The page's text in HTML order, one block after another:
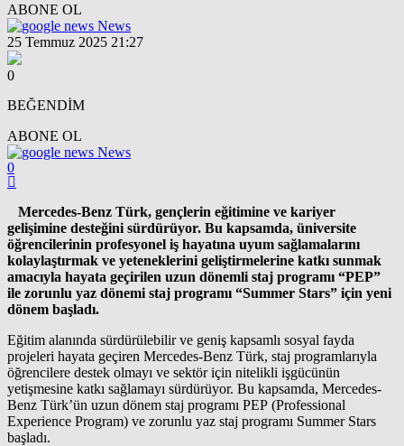
ABONE OL
News
25 Temmuz 2025 21:27
0
BEĞENDİM
ABONE OL
News
0
Mercedes-Benz Türk, gençlerin eğitimine ve kariyer
gelişimine desteğini sürdürüyor. Bu kapsamda, üniversite
öğrencilerinin profesyonel iş hayatına uyum sağlamalarını
kolaylaştırmak ve yeteneklerini geliştirmelerine katkı sunmak
amacıyla hayata geçirilen uzun dönemli staj programı “PEP”
ile zorunlu yaz dönemi staj programı “Summer Stars” için yeni
dönem başladı.
Eğitim alanında sürdürülebilir ve geniş kapsamlı sosyal fayda
projeleri hayata geçiren Mercedes-Benz Türk, staj programlarıyla
öğrencilere destek olmayı ve sektör için nitelikli işgücünün
yetişmesine katkı sağlamayı sürdürüyor. Bu kapsamda, Mercedes-
Benz Türk’ün uzun dönem staj programı PEP (Professional
Experience Program) ve zorunlu yaz staj programı Summer Stars
başladı.